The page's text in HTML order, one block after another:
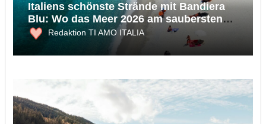
Italiens schönste Strände mit Bandiera
Blu: Wo das Meer 2026 am saubersten
ist
Redaktion TI AMO ITALIA